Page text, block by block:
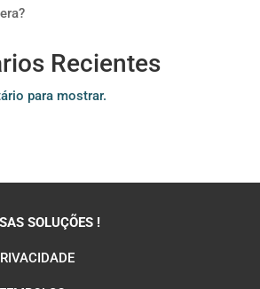
Recientes
para mostrar.
SOLUÇÕES !